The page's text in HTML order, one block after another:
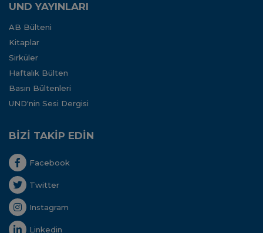
UND YAYINLARI
AB Bülteni
Kitaplar
Sirküler
Haftalık Bülten
Basın Bültenleri
UND'nin Sesi Dergisi
BİZİ TAKİP EDİN
Facebook
Twitter
Instagram
Linkedin